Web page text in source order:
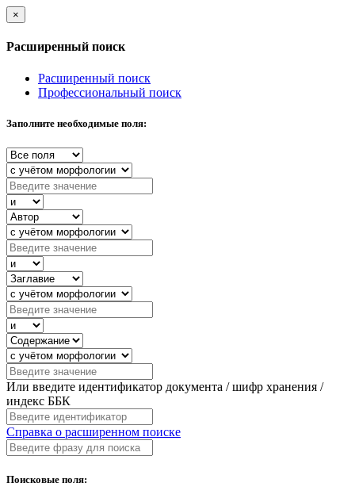
×
Расширенный поиск
Расширенный поиск
Профессиональный поиск
Заполните необходимые поля:
Или введите идентификатор документа / шифр хранения /
индекс ББК
Справка о расширенном поиске
Поисковые поля: